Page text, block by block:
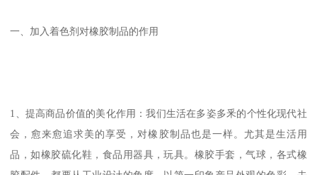
一、加入着色剂对橡胶制品的作用
1、提高商品价值的美化作用：我们生活在多姿多釆的个性化现代社
会，愈来愈追求美的享受，对橡胶制品也是一样。尤其是生活用
品，如橡胶硫化鞋，食品用器具，玩具。橡胶手套，气球，各式橡